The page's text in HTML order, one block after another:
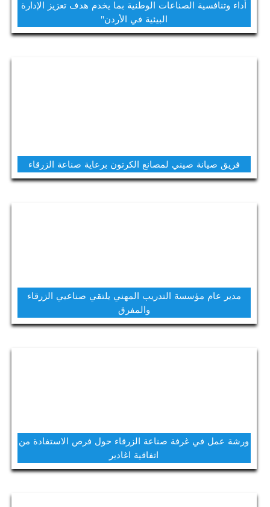
أداء وتنافسية الصناعات الوطنية بما يخدم هدف تعزيز الإدارة
البيئية في الأردن"
فريق صيانة صيني لمصانع الكرتون برعاية صناعة الزرقاء
مدير عام مؤسسة التدريب المهني يلتقي صناعيي الزرقاء
والمفرق
ورشة عمل في غرفة صناعة الزرقاء حول فرص الاستفادة من
اتفاقية اغادير